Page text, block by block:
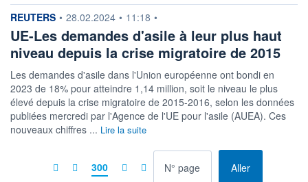
information fournie par
REUTERS • 28.02.2024 • 11:18 •
UE-Les demandes d'asile à leur plus haut
niveau depuis la crise migratoire de 2015
Les demandes d'asile dans l'Union européenne ont bondi en
2023 de 18% pour atteindre 1,14 million, soit le niveau le plus
élevé depuis la crise migratoire de 2015-2016, selon les données
publiées mercredi par l'Agence de l'UE pour l'asile (AUEA). Ces
nouveaux chiffres ... Lire la suite
300 Allerà la page